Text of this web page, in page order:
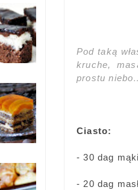
Pod taką
kruche,
prostu
Ciasto:
- 30 dag
- 20 dag